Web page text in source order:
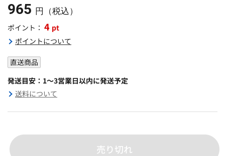
965 円（税込）
ポイント： 4 pt
ポイントについて
直送商品
発送目安：1～3営業日以内に発送予定
送料について
売り切れ